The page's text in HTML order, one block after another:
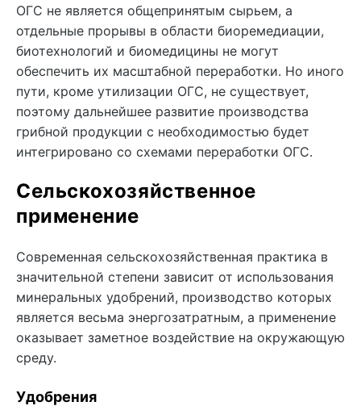
ОГС не является общепринятым сырьем, а
отдельные прорывы в области биоремедиации,
биотехнологий и биомедицины не могут
обеспечить их масштабной переработки. Но иного
пути, кроме утилизации ОГС, не существует,
поэтому дальнейшее развитие производства
грибной продукции с необходимостью будет
интегрировано со схемами переработки ОГС.
Сельскохозяйственное
применение
Современная сельскохозяйственная практика в
значительной степени зависит от использования
минеральных удобрений, производство которых
является весьма энергозатратным, а применение
оказывает заметное воздействие на окружающую
среду.
Удобрения